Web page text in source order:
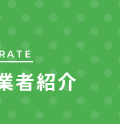
者紹介